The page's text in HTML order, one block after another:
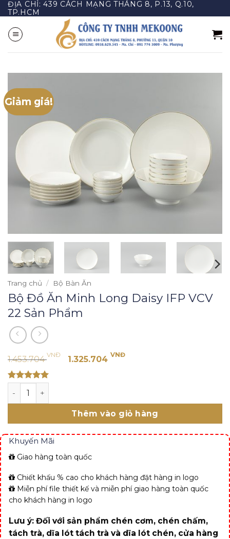
Bỏ
qua
nội
dung
ĐỊA CHỈ: 439 CÁCH MẠNG THÁNG 8, P.13, Q.10,
TP.HCM
Giảm giá!
Trang chủ / Bộ Bàn Ăn
Bộ Đồ Ăn Minh Long Daisy IFP VCV
22 Sản Phẩm
1.453.704VNĐ
Giá
1.325.704 VNĐGiá
1.325.704 VNĐ.
out of 5
Bộ Đồ Ăn Minh Long Daisy IFP VCV 22 Sản Phẩm số
Thêm vào giỏ hàng
Khuyến Mãi
Giao hàng toàn quốc
Chiết khấu % cao cho khách hàng đặt hàng in logo
Miễn phí file thiết kế và miễn phí giao hàng toàn quốc
cho khách hàng in logo
Lưu ý: Đối với sản phẩm chén cơm, chén chấm,
tách trà, dĩa lót tách trà và dĩa lót chén, cửa hàng